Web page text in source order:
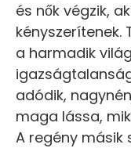
és nők végzik,
kényszerítenek.
a harmadik
adódik,
maga lássa,
A regény másik